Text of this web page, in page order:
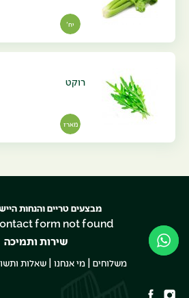
יח'
רוקט
מארז
מבצעים טריים והנחות
form not found.
שירות ותמיכה
משלוחים |מי אנחנו |שאלות